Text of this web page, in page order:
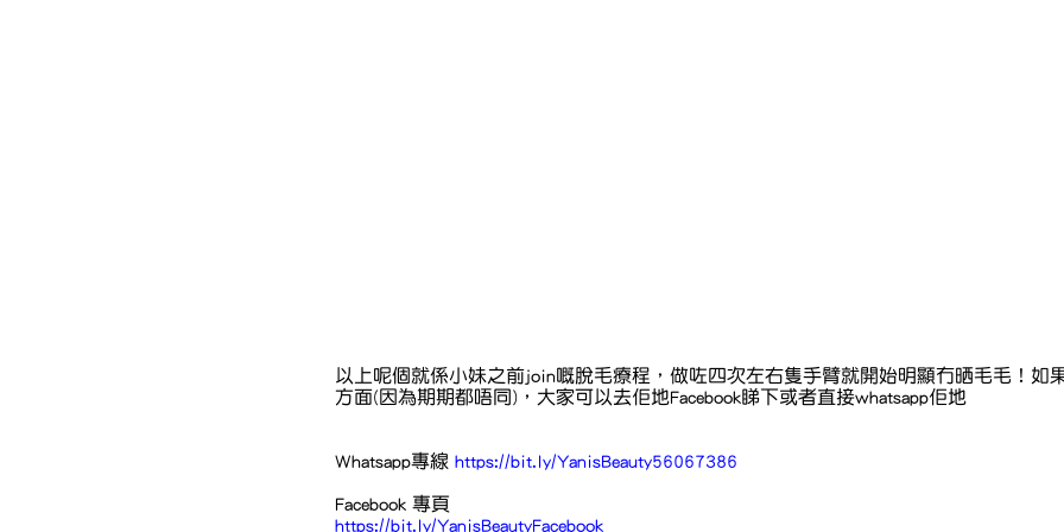
以上呢個就係小妹之前join嘅脫毛療程，做咗四次左右隻手臂就開始明顯冇晒毛毛！如
方面(因為期期都唔同)，大家可以去佢地Facebook睇下或者直接whatsapp佢地
Whatsapp專線 https://bit.ly/YanisBeauty56067386
Facebook 專頁
https://bit.ly/YanisBeautyFacebook